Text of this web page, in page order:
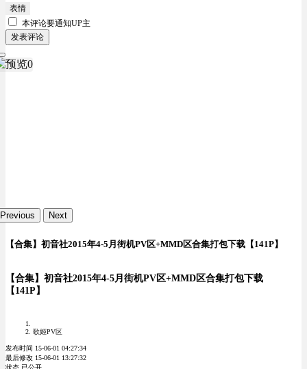
表情
本评论要通知UP主
发表评论
Previous Next
【合集】初音社2015年4-5月街机PV区+MMD区合集打包下载【141P】
【合集】初音社2015年4-5月街机PV区+MMD区合集打包下载
【141P】
歌姬PV区
发布时间 15-06-01 04:27:34
最后修改 15-06-01 13:27:32
状态 已公开